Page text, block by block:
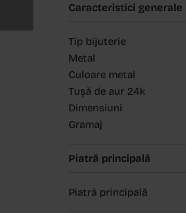
Caracteristici generale
Tip bijuterie
Metal
Culoare metal
Tușă de aur 24k
Dimensiuni
Gramaj
Piatră principală
Piatră principală